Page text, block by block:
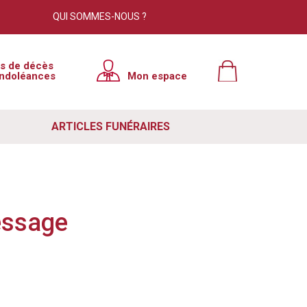
QUI SOMMES-NOUS ?
de décès
Mon espace
ARTICLES FUNÉRAIRES
×
site. Cependant, nous avons
votre navigateur. Si ce n'est pas le
lutte contre le spam. Si vous